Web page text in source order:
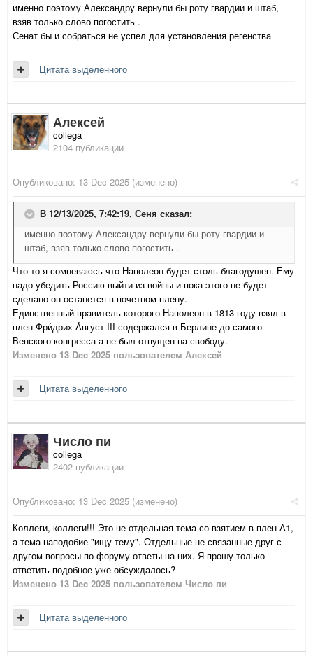
именно поэтому Александру вернули бы роту гвардии и штаб,
взяв только слово погостить .
Сенат бы и собраться не успел для установления регенства
Цитата выделенного
Алексей
collega
2104 публикации
Опубликовано: 13 Dec 2025 (изменено)
В 12/13/2025, 7:42:19, Сеня сказал:
именно поэтому Александру вернули бы роту гвардии и
штаб, взяв только слово погостить .
Что-то я сомневаюсь что Наполеон будет столь благодушен. Ему
надо убедить Россию выйти из войны и пока этого не будет
сделано он останется в почетном плену.
Единственный правитель которого Наполеон в 1813 году взял в
плен Фри́дрих А́вгуст III содержался в Берлине до самого
Венского конгресса а не был отпущен на свободу.
Изменено 13 Dec 2025 пользователем Алексей
Цитата выделенного
Число пи
collega
2402 публикации
Опубликовано: 13 Dec 2025 (изменено)
Коллеги, коллеги!!! Это не отдельная тема со взятием в плен А1,
а тема наподобие "ищу тему". Отдельные не связанные друг с
другом вопросы по форуму-ответы на них. Я прошу только
ответить-подобное уже обсуждалось?
Изменено 13 Dec 2025 пользователем Число пи
Цитата выделенного